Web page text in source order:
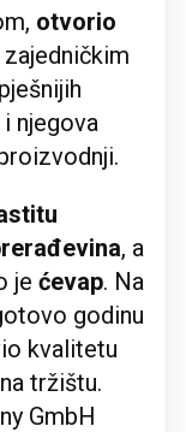
otvorio
zajedničkim
njegova
, a
je ćevap. Na
godinu
kvalitetu
tržištu.
GmbH